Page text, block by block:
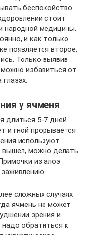
беспокойство.
стоит,
народной медицины.
и как только
появляется второе,
Только выявив
можно избавиться от
у ячменя
длиться 5-7 дней.
и гной прорывается
используют
вышел, можно делать
из алоэ
сложных случаях
ячмень не может
зрения и
надо обратиться к